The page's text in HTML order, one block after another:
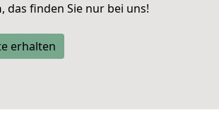
, das finden Sie nur bei uns!
erhalten